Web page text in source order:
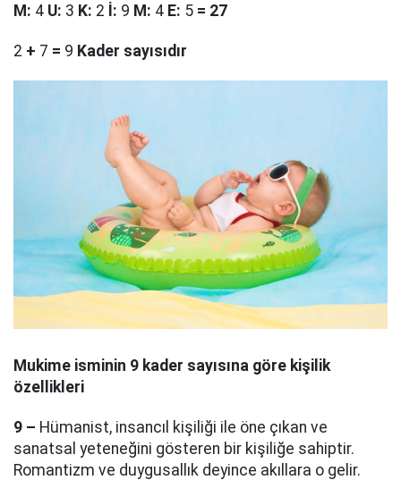
M: 4 U: 3 K: 2 İ: 9 M: 4 E: 5 = 27
2 + 7 = 9 Kader sayısıdır
Mukime isminin 9 kader sayısına göre kişilik
özellikleri
9 – Hümanist, insancıl kişiliği ile öne çıkan ve
sanatsal yeteneğini gösteren bir kişiliğe sahiptir.
Romantizm ve duygusallık deyince akıllara o gelir.